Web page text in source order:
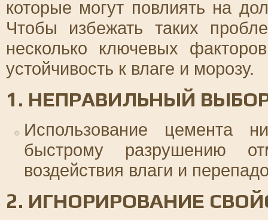
которые могут повлиять на
Чтобы избежать таких
несколько ключевых
устойчивость к влаге и морозу.
1. НЕПРАВИЛЬНЫЙ
Использование цемента
быстрому разрушению
воздействия влаги и
2. ИГНОРИРОВАНИЕ